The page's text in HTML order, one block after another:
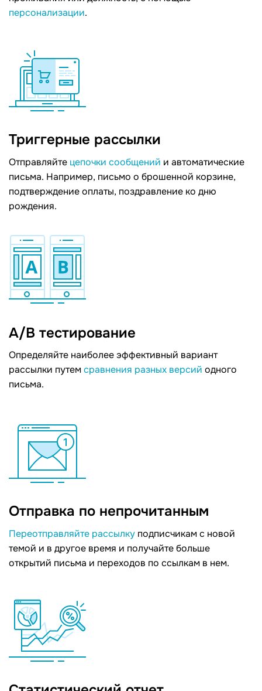
персонализации.
Триггерные рассылки
Отправляйте цепочки сообщений и автоматические
письма. Например, письмо о брошенной корзине,
подтверждение оплаты, поздравление ко дню
рождения.
А/B тестирование
Определяйте наиболее эффективный вариант
рассылки путемсравнения разных версий одного
письма.
Отправка по непрочитанным
Переотправляйте рассылку подписчикам с новой
темой и в другое время и получайте больше
открытий письма и переходов по ссылкам в нем.